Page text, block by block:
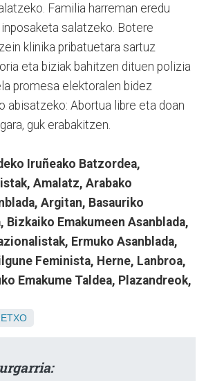
Familia harreman eredu
salatzeko. Botere
klinika pribatuetara sartuz
eta biziak bahitzen dituen polizia
promesa elektoralen bidez
abisatzeko: Abortua libre eta doan
guk erabakitzen.
Iruñeako Batzordea,
Amalatz, Arabako
Argitan, Basauriko
Bizkaiko Emakumeen Asanblada,
Ermuko Asanblada,
Feminista, Herne, Lanbroa,
Emakume Taldea, Plazandreok,